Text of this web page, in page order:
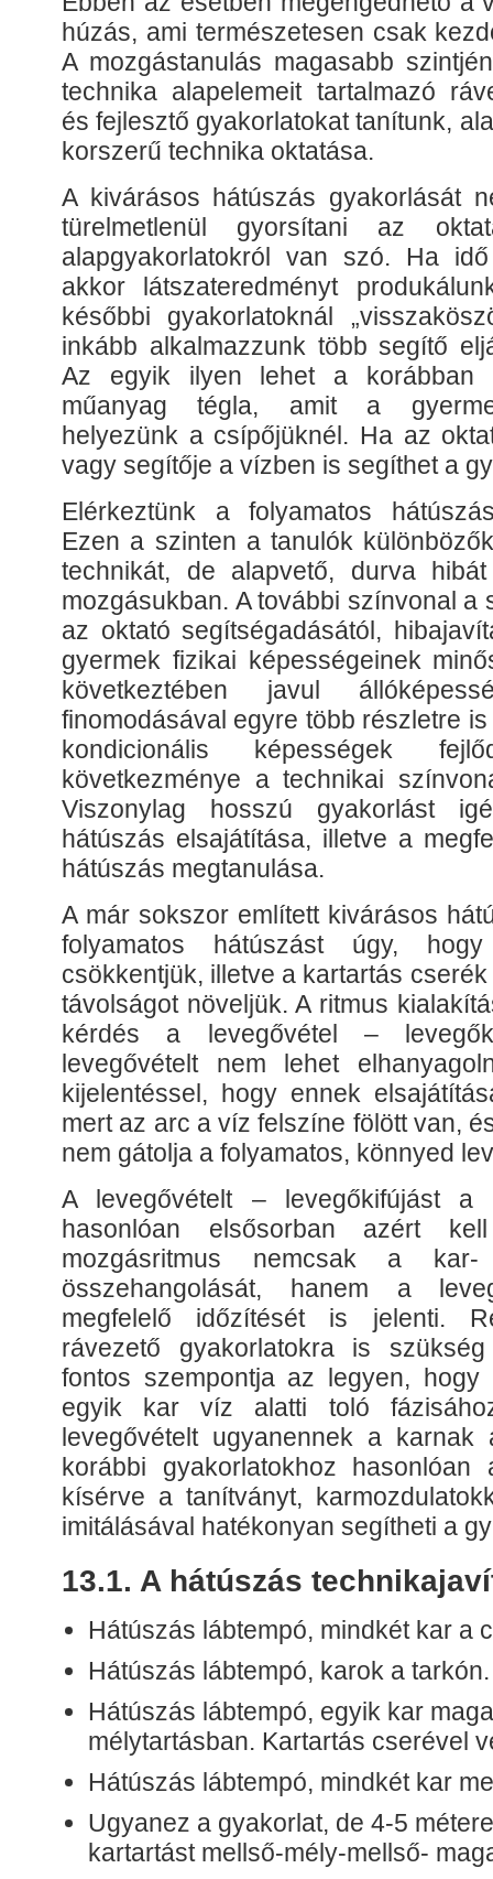
húzás, ami természetesen csak
A mozgástanulás magasabb
technika alapelemeit tartalmazó
és fejlesztő gyakorlatokat tanítunk,
korszerű technika oktatása.
A kivárásos hátúszás gyakorlását
türelmetlenül gyorsítani az
alapgyakorlatokról van szó. Ha
akkor látszateredményt
későbbi gyakorlatoknál
inkább alkalmazzunk több segítő
Az egyik ilyen lehet a korábban
műanyag tégla, amit a
helyezünk a csípőjüknél. Ha az
vagy segítője a vízben is segíthet a
Elérkeztünk a folyamatos
Ezen a szinten a tanulók
technikát, de alapvető, durva
mozgásukban. A további színvonal a
az oktató segítségadásától,
gyermek fizikai képességeinek
következtében javul
finomodásával egyre több részletre
kondicionális képességek
következménye a technikai
Viszonylag hosszú gyakorlást
hátúszás elsajátítása, illetve a
hátúszás megtanulása.
A már sokszor említett kivárásos
folyamatos hátúszást úgy,
csökkentjük, illetve a kartartás
távolságot növeljük. A ritmus
kérdés a levegővétel –
levegővételt nem lehet
kijelentéssel, hogy ennek
mert az arc a víz felszíne fölött van,
nem gátolja a folyamatos, könnyed
A levegővételt – levegőkifújást a
hasonlóan elsősorban azért
mozgásritmus nemcsak a
összehangolását, hanem a
megfelelő időzítését is jelenti.
rávezető gyakorlatokra is
fontos szempontja az legyen,
egyik kar víz alatti toló
levegővételt ugyanennek a karnak
korábbi gyakorlatokhoz
kísérve a tanítványt,
imitálásával hatékonyan segítheti a
13.1. A hátúszás
Hátúszás lábtempó, mindkét kar a
Hátúszás lábtempó, karok a tarkón.
Hátúszás lábtempó, egyik kar
mélytartásban. Kartartás cserével
Hátúszás lábtempó, mindkét kar
Ugyanez a gyakorlat, de 4-5
kartartást mellső-mély-mellső-